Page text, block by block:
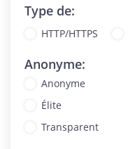
Type de:
HTTP/HTTPS
Anonyme:
Anonyme
Élite
Transparent